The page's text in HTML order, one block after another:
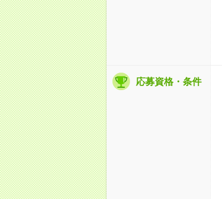
応募資格・条件